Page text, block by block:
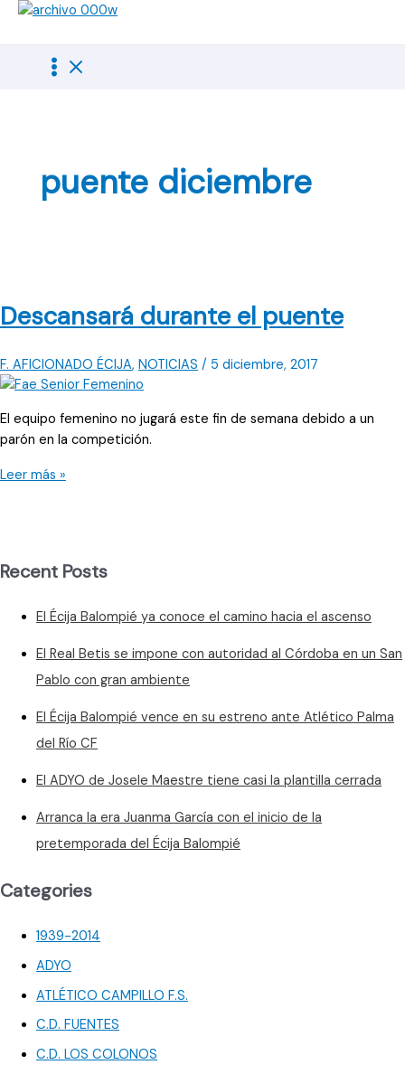
puente diciembre
Descansará durante el puente
F. AFICIONADO ÉCIJA, NOTICIAS / 5 diciembre, 2017
El equipo femenino no jugará este fin de semana debido a un
parón en la competición.
Descansará
Leer más »
Recent Posts
El Écija Balompié ya conoce el camino hacia el ascenso
El Real Betis se impone con autoridad al Córdoba en un San
Pablo con gran ambiente
El Écija Balompié vence en su estreno ante Atlético Palma
del Río CF
El ADYO de Josele Maestre tiene casi la plantilla cerrada
Arranca la era Juanma García con el inicio de la
pretemporada del Écija Balompié
Categories
1939-2014
ADYO
ATLÉTICO CAMPILLO F.S.
C.D. FUENTES
C.D. LOS COLONOS